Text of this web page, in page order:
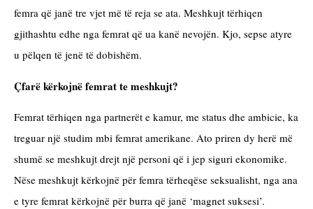
femra që janë tre vjet më të reja se ata. Meshkujt tërhiqen
gjithashtu edhe nga femrat që ua kanë nevojën. Kjo, sepse atyre
u pëlqen të jenë të dobishëm.
Çfarë kërkojnë femrat te meshkujt?
Femrat tërhiqen nga partnerët e kamur, me status dhe ambicie, ka
treguar një studim mbi femrat amerikane. Ato priren dy herë më
shumë se meshkujt drejt një personi që i jep siguri ekonomike.
Nëse meshkujt kërkojnë për femra tërheqëse seksualisht, nga ana
e tyre femrat kërkojnë për burra që janë ‘magnet suksesi’.